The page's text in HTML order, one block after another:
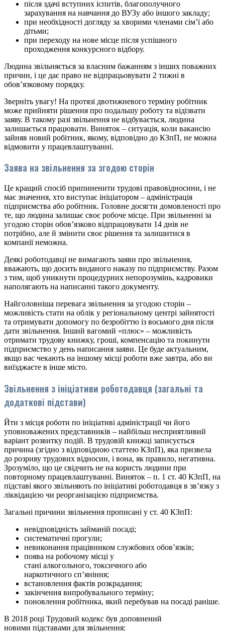
після здачі вступних іспитів, благополучного
зарахування на навчання до ВУЗу або іншого закладу;
при необхідності догляду за хворими членами сім’ї або
дітьми;
при переходу на нове місце після успішного
проходження конкурсного відбору.
Людина звільняється за власним бажанням з інших поважних
причин, і це дає право не відпрацьовувати 2 тижні в
обов’язковому порядку.
Зверніть увагу! На протязі двотижневого терміну робітник
може прийняти рішення про подальшу роботу та відізвати
заяву. В такому разі звільнення не відбувається, людина
залишається працювати. Виняток – ситуація, коли вакансію
зайняв новий робітник, якому, відповідно до КЗпП, не можна
відмовити у працевлаштуванні.
Заява на звільнення за згодою сторін
Це кращий спосіб припиненити трудові правовідносини, і не
має значення, хто виступає ініціатором – адміністрація
підприємства або робітник. Головне досягти домовленості про
те, що людина залишає своє робоче місце. При звільненні за
угодою сторін обов’язково відпрацовувати 14 днів не
потрібно, але й змінити своє рішення та залишитися в
компанії неможна.
Деякі роботодавці не вимагають заяви про звільнення,
вважають, що досить виданого наказу по підприємству. Разом
з тим, щоб уникнути процедурних непорозумінь, кадровики
наполягають на написанні такого документу.
Найголовніша перевага звільнення за угодою сторін –
можливість стати на облік у регіональному центрі зайнятості
та отримувати допомогу по безробіттю із восьмого дня після
дати звільнення. Інший вагомий «плюс» – можливість
отримати трудову книжку, гроші, компенсацію та покинути
підприємство у день написання заяви. Це буде актуальним,
якщо вас чекають на іншому місці роботи вже завтра, або ви
виїзджаєте в інше місто.
Звільнення з ініціативи роботодавця (загальні та
додаткові підстави)
Йти з місця роботи по ініціативі адміністрації чи його
уповноважених представників – найбільш несприятливий
варіант розвитку подій. В трудовій книжці записується
причина (згідно з відповідною статтею КЗпП), яка призвела
до розриву трудових відносин, і вона, як правило, негативна.
Зрозуміло, що це свідчить не на користь людини при
повторному працевлаштуванні. Виняток – п. 1 ст. 40 КЗпП, на
підставі якого звільняють по ініціативі роботодавця в зв’язку з
ліквідацією чи реорганізацією підприємства.
Загальні причини звільнення прописані у ст. 40 КЗпП:
невідповідність займаній посаді;
систематичні прогули;
невиконання працівником службових обов’язків;
поява на робочому місці у
стані алкогольного, токсичного або
наркотичного сп’яніння;
встановлення фактів розкрадання;
закінчення випробувального терміну;
поновлення робітника, який перебував на посаді раніше.
В 2018 році Трудовий кодекс був доповнений
новими підставами для звільнення: